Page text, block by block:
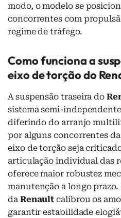
modo, o modelo se
concorrentes com
regime de tráfego.
Como funciona a
eixo de torção do
A suspensão traseira do
sistema semi-
diferindo do arranjo
por alguns concorrentes
eixo de torção seja
articulação individual das
oferece maior robustez
manutenção a longo
da Renault calibrou os
garantir estabilidade